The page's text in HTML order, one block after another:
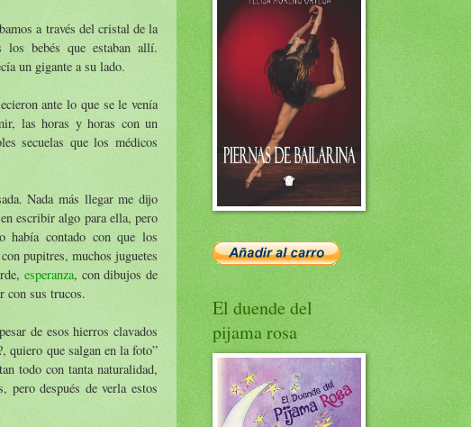
a través del cristal de la
los bebés que estaban allí.
un gigante a su lado.
ante lo que se le venía
las horas y horas con un
secuelas que los médicos
Nada más llegar me dijo
escribir algo para ella, pero
había contado con que los
pupitres, muchos juguetes
esperanza, con dibujos de
con sus trucos.
de esos hierros clavados
quiero que salgan en la foto”
todo con tanta naturalidad,
pero después de verla estos
El duende del
pijama rosa